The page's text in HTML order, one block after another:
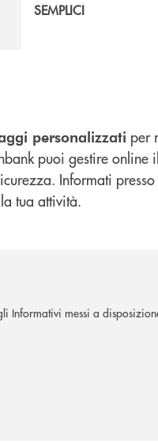
SEMPLICI
personalizzati per
puoi gestire online
Informati
tua attività.
Informativi messi a